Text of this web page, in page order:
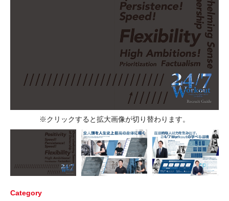
※クリックすると拡大画像が切り替わります。
Category